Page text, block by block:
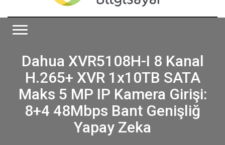
Dahua XVR5108H-I 8 Kanal
H.265+ XVR 1x10TB SATA
Maks 5 MP IP Kamera Girişi:
8+4 48Mbps Bant Genişliğ
Yapay Zeka